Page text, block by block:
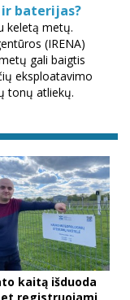
ir baterijas?
keletą metų.
(IRENA)
gali baigtis
eksploatavimo
tonų atliekų.
kaitą išduoda